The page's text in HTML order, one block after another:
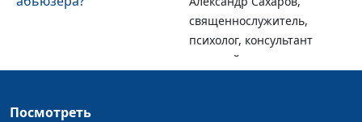
священнослужитель,
психолог, консультант
по семейным
Роль родителей в
Посмотреть